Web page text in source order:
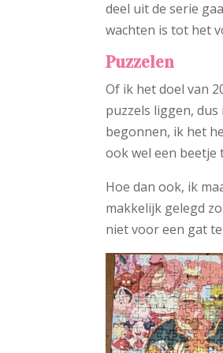
deel uit de serie
wachten is tot het
Puzzelen
Of ik het doel van
puzzels liggen,
begonnen, ik het
ook wel een beetje
Hoe dan ook, ik
makkelijk gelegd
niet voor een gat